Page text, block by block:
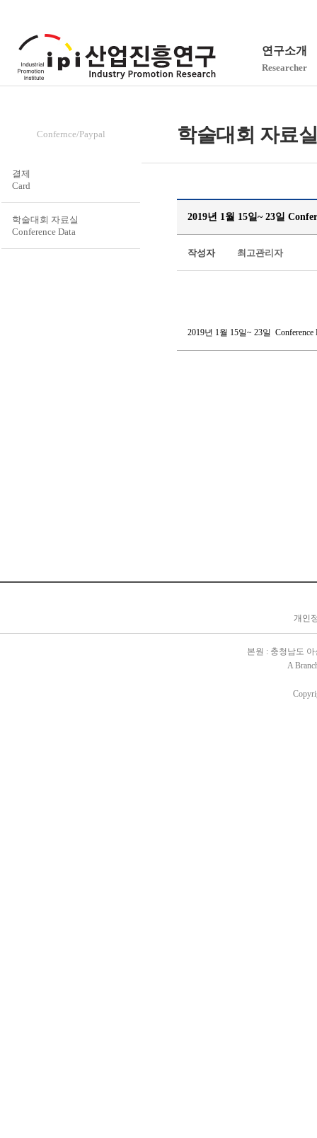
연구소개
Researcher
Confernce/Paypal
결제
Card
학술대회 자료실
Conference Data
학술대회 자료
2019년 1월 15일~ 23일
작성자 최고관리자
2019년 1월 15일~ 23일 Conference
개인
본원 : 충청남도
A